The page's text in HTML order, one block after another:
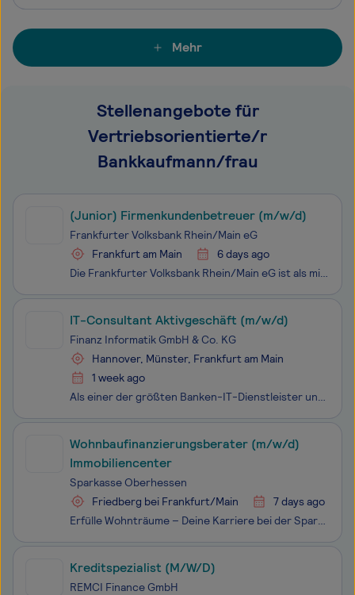
Mehr
Stellenangebote für
Vertriebsorientierte/r
Bankkaufmann/frau
(Junior) Firmenkundenbetreuer (m/w/d)
Frankfurter Volksbank Rhein/Main eG
Frankfurt am Main
6 days ago
Die Frankfurter Volksbank Rhein/Main eG ist als mitgliederstärkste Volksbank Deutschlands mit einer Bilanzsumme von rund 19 Mrd. Euro ein wichtiger Partner für die Privatkunden und den gewerblichen Mittelstand in der Region Frankfurt/Rhein-Main. Sie bietet alle Dienstleistungen einer modernen U
IT-Consultant Aktivgeschäft (m/w/d)
Finanz Informatik GmbH & Co. KG
Hannover, Münster, Frankfurt am Main
1 week ago
Als einer der größten Banken-IT-Dienstleister und Digitalisierungspartner Europas sind wir der Treiber der Digitalisierung innerhalb der Sparkassen-Finanzgruppe. Mit über 5.000 Mitarbeitenden an 3 Standorten machen wir digitales Banking von heute leistungsfähig und entwickeln smarte Finanz-Services
Wohnbaufinanzierungsberater (m/w/d)
Immobiliencenter
Sparkasse Oberhessen
Friedberg bei Frankfurt/Main
7 days ago
Erfülle Wohnträume – Deine Karriere bei der Sparkasse Oberhessen am Standort Friedberg oder Nidda! Du möchtest Menschen in Deiner Region dabei unterstützen, den Traum vom Eigenheim zu verwirklichen? Dann bist Du bei uns genau richtig! Als Wohnbaufinanzierungsberater (m/w/d) berätst Du Dein
Kreditspezialist (M/W/D)
REMCI Finance GmbH